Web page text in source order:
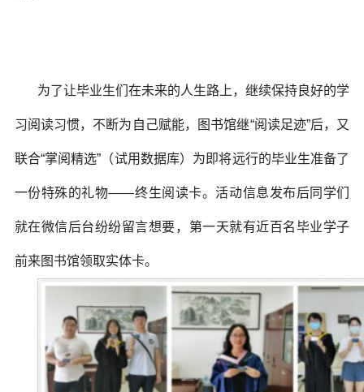
为了让毕业生们在未来的人生路上，继续保持良好的学
习阅读习惯，不断为自己赋能，图书馆继“阅读足迹”后，又
联合“掌阅精选”（试用数据库）为即将远行的毕业生准备了
一份特殊的礼物——终生阅读卡。活动信息发布后同学们
就在微信后台纷纷留言想要，第一天就有近百名毕业学子
前来图书馆领取实体卡。